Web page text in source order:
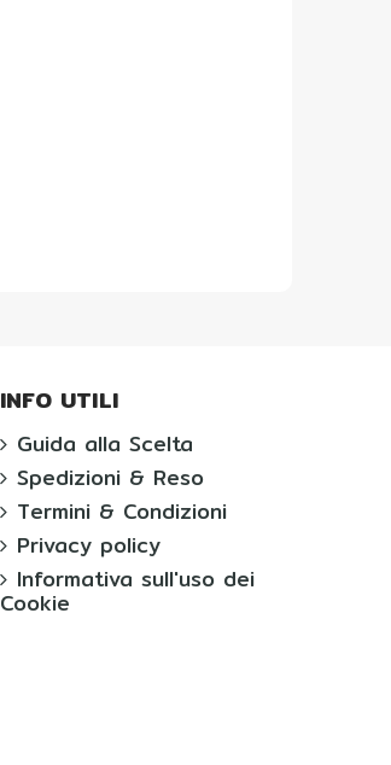
INFO UTILI
Guida alla Scelta
Spedizioni & Reso
Termini & Condizioni
Privacy policy
Informativa sull'uso dei
Cookie